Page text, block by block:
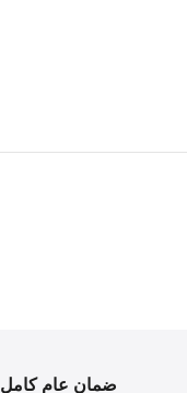
ضمان عام كامل